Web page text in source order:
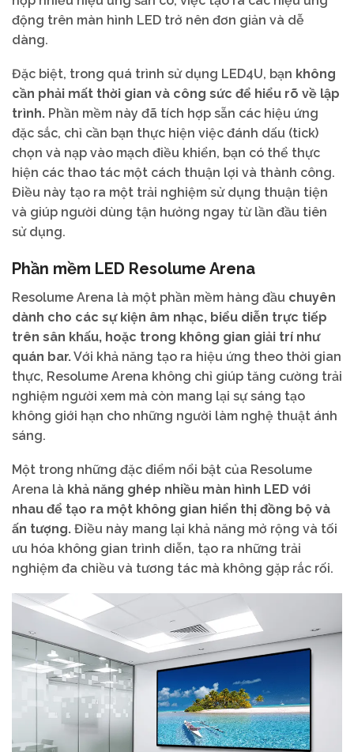
động trên màn hình LED trở nên đơn giản và dễ
dàng.
Đặc biệt, trong quá trình sử dụng LED4U, bạn không
cần phải mất thời gian và công sức để hiểu rõ về lập
trình. Phần mềm này đã tích hợp sẵn các hiệu ứng
đặc sắc, chỉ cần bạn thực hiện việc đánh dấu (tick)
chọn và nạp vào mạch điều khiển, bạn có thể thực
hiện các thao tác một cách thuận lợi và thành công.
Điều này tạo ra một trải nghiệm sử dụng thuận tiện
và giúp người dùng tận hưởng ngay từ lần đầu tiên
sử dụng.
Phần mềm LED Resolume Arena
Resolume Arena là một phần mềm hàng đầu chuyên
dành cho các sự kiện âm nhạc, biểu diễn trực tiếp
trên sân khấu, hoặc trong không gian giải trí như
quán bar.Với khả năng tạo ra hiệu ứng theo thời gian
thực, Resolume Arena không chỉ giúp tăng cường trải
nghiệm người xem mà còn mang lại sự sáng tạo
không giới hạn cho những người làm nghệ thuật ánh
sáng.
Một trong những đặc điểm nổi bật của Resolume
Arena là khả năng ghép nhiều màn hình LED với
nhau để tạo ra một không gian hiển thị đồng bộ và
ấn tượng. Điều này mang lại khả năng mở rộng và tối
ưu hóa không gian trình diễn, tạo ra những trải
nghiệm đa chiều và tương tác mà không gặp rắc rối.